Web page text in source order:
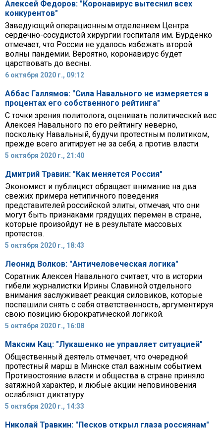
Алексей Федоров: "Коронавирус вытеснил всех
конкурентов"
Заведующий операционным отделением Центра
сердечно-сосудистой хирургии госпиталя им. Бурденко
отмечает, что России не удалось избежать второй
волны пандемии. Вероятно, коронавирус будет
царствовать до весны.
6 октября 2020 г., 09:12
Аббас Галлямов: "Сила Навального не измеряется в
процентах его собственного рейтинга"
С точки зрения политолога, оценивать политический вес
Алексея Навального по его рейтингу неверно,
поскольку Навальный, будучи протестным политиком,
прежде всего агитирует не за себя, а против власти.
5 октября 2020 г., 21:40
Дмитрий Травин: "Как меняется Россия"
Экономист и публицист обращает внимание на два
свежих примера нетипичного поведения
представителей российской элиты, отмечая, что они
могут быть признаками грядущих перемен в стране,
которые произойдут не в результате массовых
протестов.
5 октября 2020 г., 18:43
Леонид Волков: "Античеловеческая логика"
Соратник Алексея Навального считает, что в истории
гибели журналистки Ирины Славиной отдельного
внимания заслуживает реакция силовиков, которые
поспешили снять с себя ответственность, аргументируя
свою позицию бюрократической логикой.
5 октября 2020 г., 16:08
Максим Кац: "Лукашенко не управляет ситуацией"
Общественный деятель отмечает, что очередной
протестный марш в Минске стал важным событием.
Противостояние власти и общества в стране приняло
затяжной характер, и любые акции неповиновения
ослабляют диктатуру.
5 октября 2020 г., 14:33
Николай Травкин: "Песков открыл глаза россиянам"